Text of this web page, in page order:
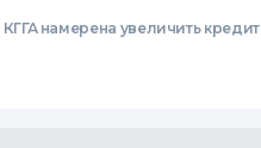
КГГА намерена увеличить кредит